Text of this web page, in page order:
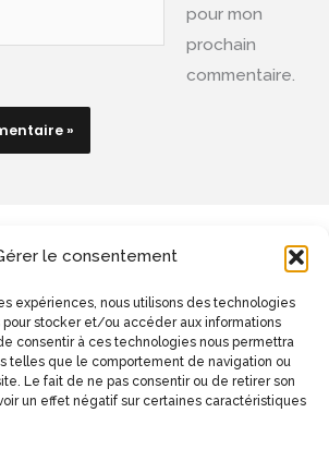
le consentement
expériences, nous utilisons des technologies
stocker et/ou accéder aux informations
consentir à ces technologies nous permettra
telles que le comportement de navigation ou
Le fait de ne pas consentir ou de retirer son
un effet négatif sur certaines caractéristiques
pour mon
prochain
commentaire.
Contact
:02 245 95 90
lionel.desmet@dsw.be